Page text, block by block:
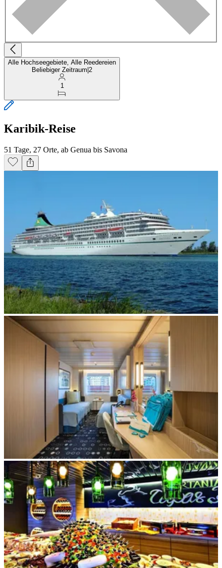
Alle Hochseegebiete, Alle Reedereien
Beliebiger Zeitraum 2
1
Karibik-Reise
51 Tage, 27 Orte, ab Genua bis Savona